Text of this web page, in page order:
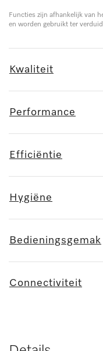
Functies zijn afhankelijk van
en worden gebruikt ter
Kwaliteit
Performance
Efficiëntie
Hygiëne
Bedieningsgemak
Connectiviteit